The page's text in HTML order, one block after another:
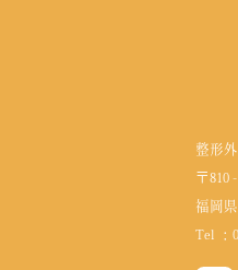
整形
〒810
福岡
Tel ：